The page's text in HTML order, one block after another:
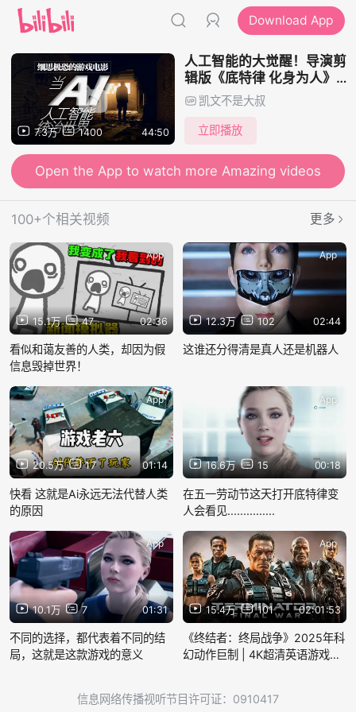
Download App
7.3万 1400 44:50
人工智能的大觉醒！导演剪
辑版《底特律 化身为人》
游戏电影 第三集
凯文不是大叔
立即播放
Open the App to watch more Amazing videos
100+个相关视频 更多
15.1万 47 02:36
App
看似和蔼友善的人类，却因为假
信息毁掉世界！
12.3万 102 02:44
App
这谁还分得清是真人还是机器人
20.5万 17 01:14
App
快看 这就是Ai永远无法代替人类
的原因
16.6万 15 00:18
App
在五一劳动节这天打开底特律变
人会看见...............
10.1万 7 01:31
App
不同的选择，都代表着不同的结
局，这就是这款游戏的意义
15.4万 101 02:01:53
App
《终结者：终局战争》2025年科
幻动作巨制 | 4K超清英语游戏改
信息网络传播视听节目许可证：0910417